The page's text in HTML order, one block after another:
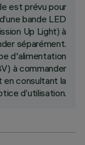
est prévu pour
bande LED
Up Light) à
séparément.
d'alimentation
à commander
en consultant la
d’utilisation.